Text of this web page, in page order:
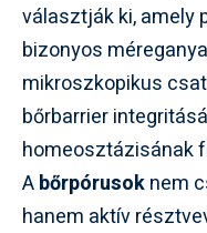
választják ki, amely
bizonyos
mikroszkopikus
bőrbarrier
homeosztázisának
Abőrpórusoknem
hanem aktív